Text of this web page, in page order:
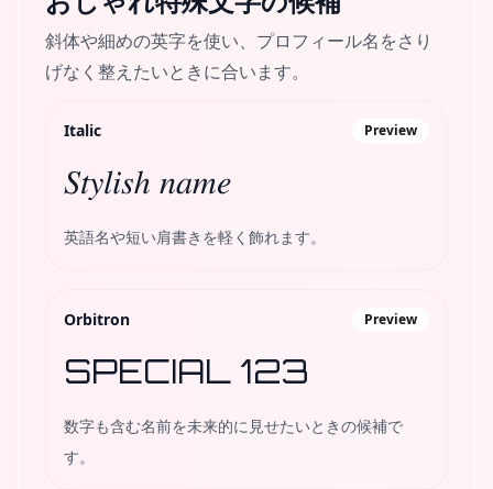
斜体や細めの英字を使い、プロフィール名をさり
げなく整えたいときに合います。
Italic Preview
𝑆𝑡𝑦𝑙𝑖𝑠ℎ 𝑛𝑎𝑚𝑒
英語名や短い肩書きを軽く飾れます。
Orbitron Preview
SPECIAL 123
数字も含む名前を未来的に見せたいときの候補で
す。